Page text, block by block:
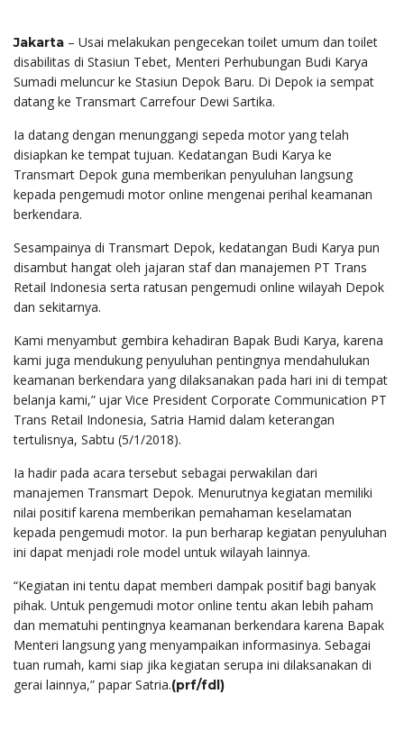
Jakarta – Usai melakukan pengecekan toilet umum dan toilet
disabilitas di Stasiun Tebet, Menteri Perhubungan Budi Karya
Sumadi meluncur ke Stasiun Depok Baru. Di Depok ia sempat
datang ke Transmart Carrefour Dewi Sartika.
Ia datang dengan menunggangi sepeda motor yang telah
disiapkan ke tempat tujuan. Kedatangan Budi Karya ke
Transmart Depok guna memberikan penyuluhan langsung
kepada pengemudi motor online mengenai perihal keamanan
berkendara.
Sesampainya di Transmart Depok, kedatangan Budi Karya pun
disambut hangat oleh jajaran staf dan manajemen PT Trans
Retail Indonesia serta ratusan pengemudi online wilayah Depok
dan sekitarnya.
Kami menyambut gembira kehadiran Bapak Budi Karya, karena
kami juga mendukung penyuluhan pentingnya mendahulukan
keamanan berkendara yang dilaksanakan pada hari ini di tempat
belanja kami,” ujar Vice President Corporate Communication PT
Trans Retail Indonesia, Satria Hamid dalam keterangan
tertulisnya, Sabtu (5/1/2018).
Ia hadir pada acara tersebut sebagai perwakilan dari
manajemen Transmart Depok. Menurutnya kegiatan memiliki
nilai positif karena memberikan pemahaman keselamatan
kepada pengemudi motor. Ia pun berharap kegiatan penyuluhan
ini dapat menjadi role model untuk wilayah lainnya.
“Kegiatan ini tentu dapat memberi dampak positif bagi banyak
pihak. Untuk pengemudi motor online tentu akan lebih paham
dan mematuhi pentingnya keamanan berkendara karena Bapak
Menteri langsung yang menyampaikan informasinya. Sebagai
tuan rumah, kami siap jika kegiatan serupa ini dilaksanakan di
gerai lainnya,” papar Satria.(prf/fdl)